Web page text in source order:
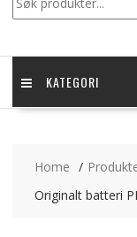
KATEGORI
Home
Originalt batteri